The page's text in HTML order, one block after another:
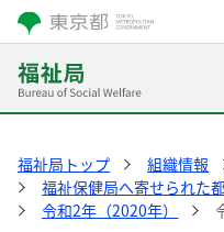
福祉局トップ 組織情報
福祉保健局へ寄せられた
令和2年（2020年）